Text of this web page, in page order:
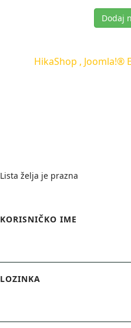
Dodaj
HikaShop , Joomla!®
Lista želja je prazna
KORISNIČKO IME
LOZINKA